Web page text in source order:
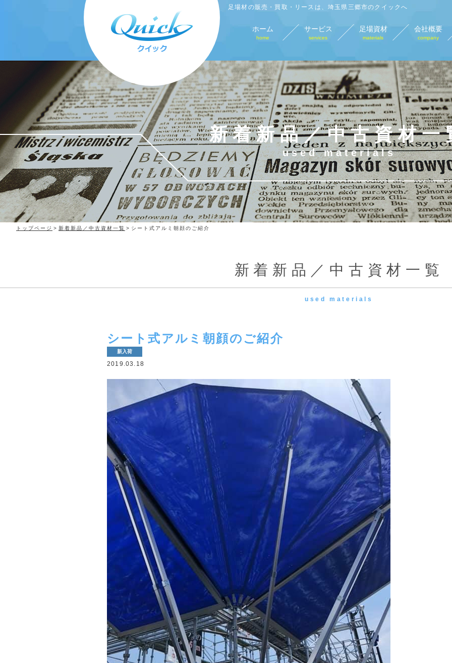
足場材の販売・買取・リースは、埼玉県三郷市のクイックへ
ホーム
home
サービス
services
足場材販売
sales
足場材買取 足場材リース
lease
足場資材
materials
会社概要
company
新着新品／中古資材一
used materials
トップページ 新着新品／中古資材一覧 シート式アルミ朝顔のご紹介
新着新品／中古資材一覧
used materials
シート式アルミ朝顔のご紹介
新入荷
2019.03.18